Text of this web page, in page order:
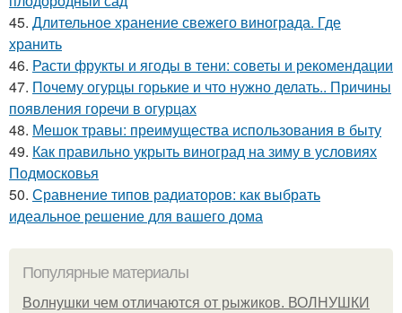
45. Длительное хранение свежего винограда. Где
хранить
46. Расти фрукты и ягоды в тени: советы и рекомендации
47. Почему огурцы горькие и что нужно делать.. Причины
появления горечи в огурцах
48. Мешок травы: преимущества использования в быту
49. Как правильно укрыть виноград на зиму в условиях
Подмосковья
50. Сравнение типов радиаторов: как выбрать
идеальное решение для вашего дома
Популярные материалы
Волнушки чем отличаются от рыжиков. ВОЛНУШКИ